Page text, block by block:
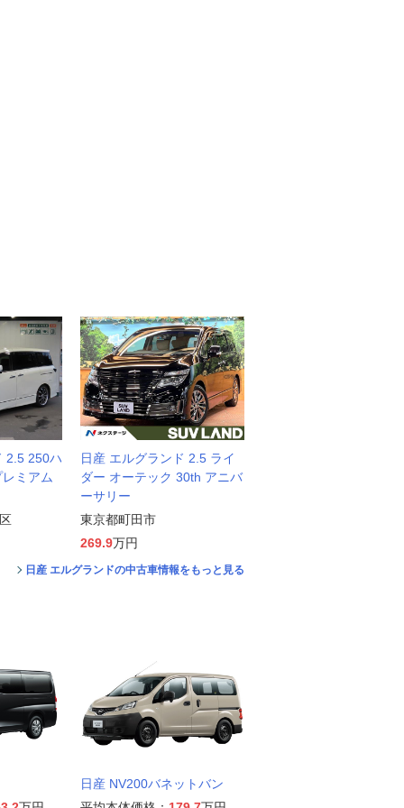
2.5 250ハ
ミアム
日産 エルグランド 2.5 ライ
ダー オーテック 30th アニバ
ーサリー
東京都町田市
269.9万円
日産 エルグランドの中古車情報をもっと見る
日産 NV200バネットバン